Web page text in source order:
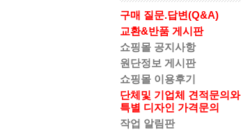
구매 질문.답변(Q&A)
교환&반품 게시판
쇼핑몰 공지사항
원단정보 게시판
쇼핑몰 이용후기
단체및 기업체 견적문의와
특별 디자인 가격문의
작업 알림판